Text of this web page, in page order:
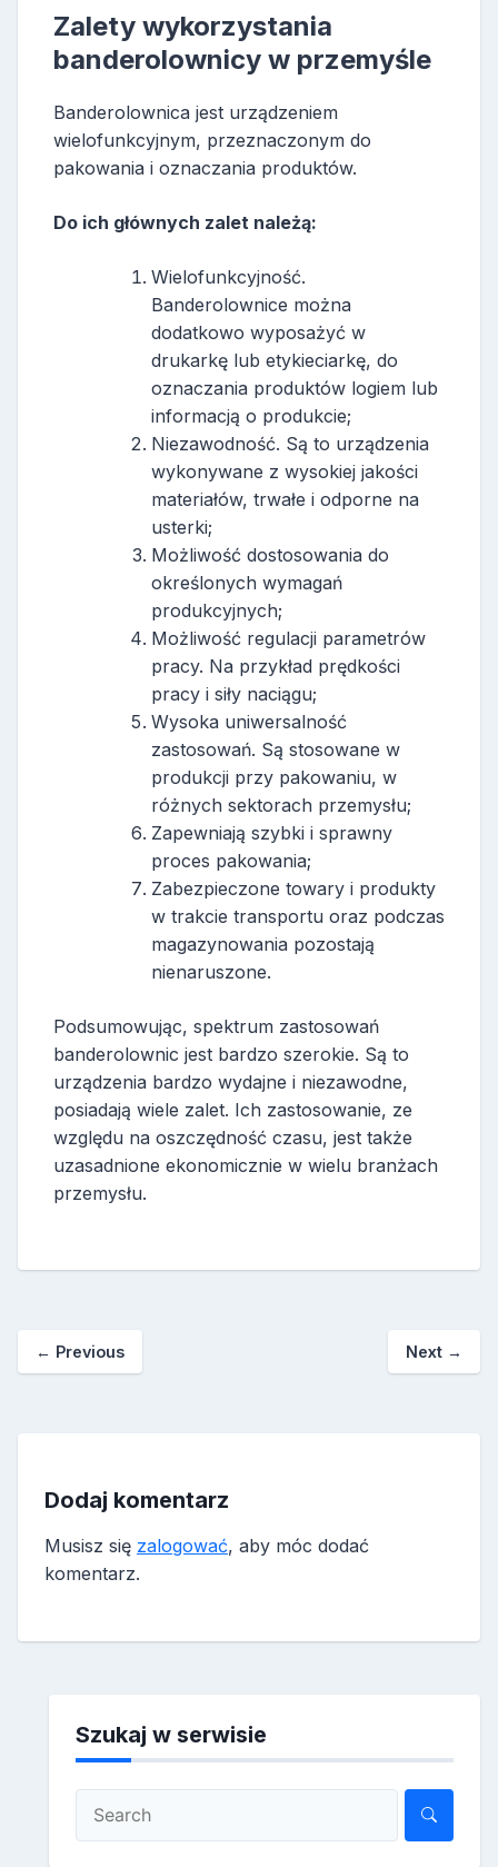
Zalety wykorzystania
banderolownicy w przemyśle
Banderolownica jest urządzeniem
wielofunkcyjnym, przeznaczonym do
pakowania i oznaczania produktów.
Do ich głównych zalet należą:
Wielofunkcyjność.
Banderolownice można
dodatkowo wyposażyć w
drukarkę lub etykieciarkę, do
oznaczania produktów logiem lub
informacją o produkcie;
Niezawodność. Są to urządzenia
wykonywane z wysokiej jakości
materiałów, trwałe i odporne na
usterki;
Możliwość dostosowania do
określonych wymagań
produkcyjnych;
Możliwość regulacji parametrów
pracy. Na przykład prędkości
pracy i siły naciągu;
Wysoka uniwersalność
zastosowań. Są stosowane w
produkcji przy pakowaniu, w
różnych sektorach przemysłu;
Zapewniają szybki i sprawny
proces pakowania;
Zabezpieczone towary i produkty
w trakcie transportu oraz podczas
magazynowania pozostają
nienaruszone.
Podsumowując, spektrum zastosowań
banderolownic jest bardzo szerokie. Są to
urządzenia bardzo wydajne i niezawodne,
posiadają wiele zalet. Ich zastosowanie, ze
względu na oszczędność czasu, jest także
uzasadnione ekonomicznie w wielu branżach
przemysłu.
← Previous Next →
Dodaj komentarz
Musisz się zalogować, aby móc dodać
komentarz.
Szukaj w serwisie